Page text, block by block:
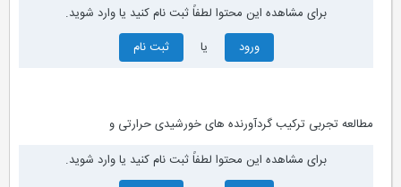
برای مشاهده این محتوا لطفاً ثبت نام کنید یا وارد شوید.
ورود
ثبت نام
مطالعه تجربی ترکیب گردآورنده های خورشیدی حرارتی و
برای مشاهده این محتوا لطفاً ثبت نام کنید یا وارد شوید.